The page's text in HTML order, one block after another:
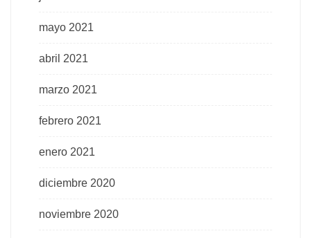
mayo 2021
abril 2021
marzo 2021
febrero 2021
enero 2021
diciembre 2020
noviembre 2020